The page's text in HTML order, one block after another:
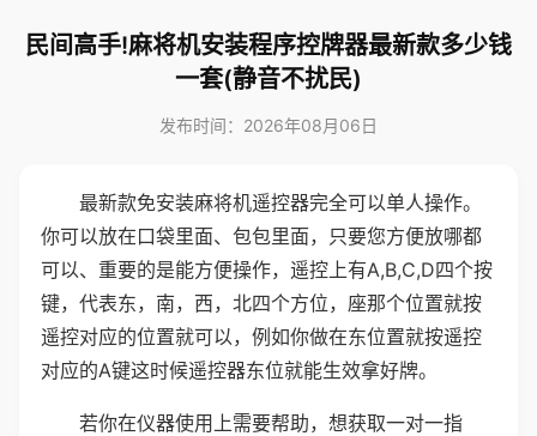
民间高手!麻将机安装程序控牌器最新款多少钱
一套(静音不扰民)
发布时间：2026年08月06日
最新款免安装麻将机遥控器完全可以单人操作。
你可以放在口袋里面、包包里面，只要您方便放哪都
可以、重要的是能方便操作，遥控上有A,B,C,D四个按
键，代表东，南，西，北四个方位，座那个位置就按
遥控对应的位置就可以，例如你做在东位置就按遥控
对应的A键这时候遥控器东位就能生效拿好牌。
若你在仪器使用上需要帮助，想获取一对一指